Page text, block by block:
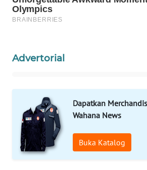
Advertorial
Dapatkan
Wahana News
Buka Katalog
WAHANANEWS
WAHANANEWS
NET
WAHANA
SPORT